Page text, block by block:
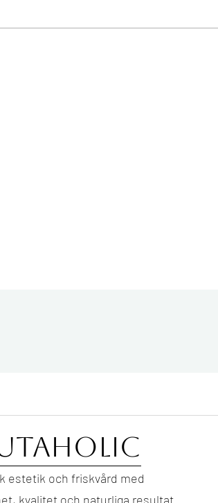
estetik och friskvård med
kvalitet och naturliga resultat.